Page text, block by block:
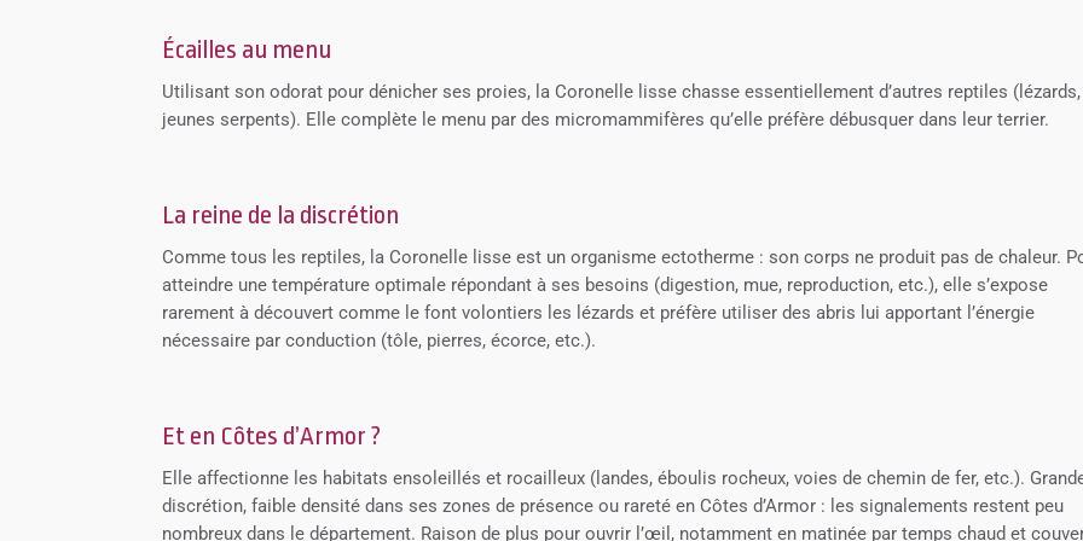
Écailles au menu
Utilisant son odorat pour dénicher ses proies, la Coronelle lisse chasse essentiellement d’autres reptiles (lézards,
jeunes serpents). Elle complète le menu par des micromammifères qu’elle préfère débusquer dans leur terrier.
La reine de la discrétion
Comme tous les reptiles, la Coronelle lisse est un organisme ectotherme : son corps ne produit pas de chaleur.
atteindre une température optimale répondant à ses besoins (digestion, mue, reproduction, etc.), elle s’expose
rarement à découvert comme le font volontiers les lézards et préfère utiliser des abris lui apportant l’énergie
nécessaire par conduction (tôle, pierres, écorce, etc.).
Et en Côtes d’Armor ?
Elle affectionne les habitats ensoleillés et rocailleux (landes, éboulis rocheux, voies de chemin de fer, etc.).
discrétion, faible densité dans ses zones de présence ou rareté en Côtes d’Armor : les signalements restent peu
nombreux dans le département. Raison de plus pour ouvrir l’œil, notamment en matinée par temps chaud et